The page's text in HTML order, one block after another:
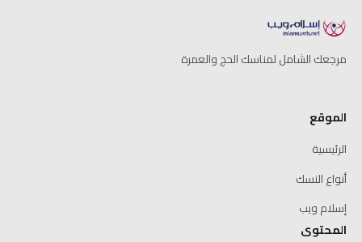
مرجعك الشامل لمناسك الحج والعمرة
الموقع
الرئيسية
أنواع النسك
إسلام ويب
المحتوى